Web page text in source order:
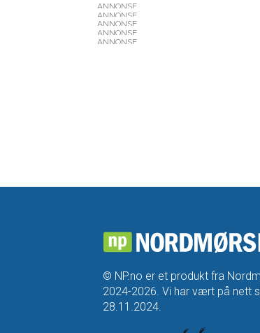
ANNONSE
ANNONSE
ANNONSE
ANNONSE
ANNONSE
© NP.no er et produkt fra
2024-2026. Vi har vært på nett
28.11.2024.